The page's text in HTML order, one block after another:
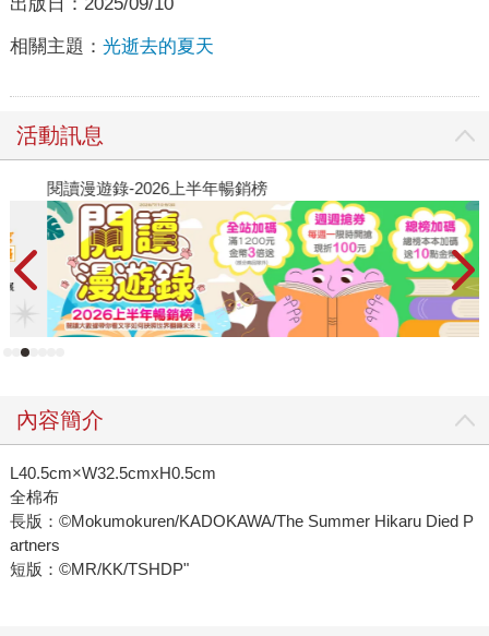
相關主題： 光逝去的夏天
活動訊息
閱讀漫遊錄-2026上半年暢銷榜
內容簡介
L40.5cm×W32.5cmxH0.5cm
全棉布
長版：©Mokumokuren/KADOKAWA/The Summer Hikaru Died P
artners
短版：©MR/KK/TSHDP"